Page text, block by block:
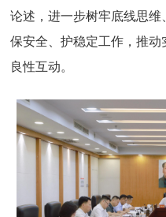
论述，进一步树牢底线思维
保安全、护稳定工作，推
良性互动。